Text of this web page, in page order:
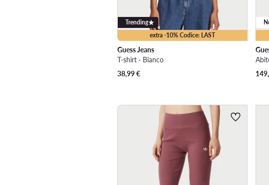
extra -10% Codice: LAST
Trending
Guess Jeans
T-shirt · Bianco
38,99€